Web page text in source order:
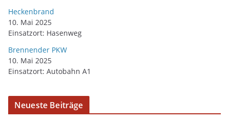
Heckenbrand
10. Mai 2025
Einsatzort: Hasenweg
Brennender PKW
10. Mai 2025
Einsatzort: Autobahn A1
Neueste Beiträge